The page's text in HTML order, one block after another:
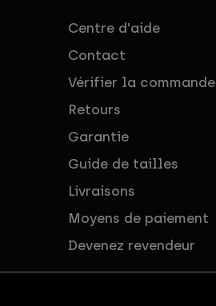
Centre d'aide
Contact
Vérifier la commande
Retours
Garantie
Guide de tailles
Livraisons
Moyens de paiement
Devenez revendeur